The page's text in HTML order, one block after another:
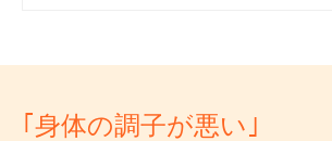
｢身体の調子が悪い｣